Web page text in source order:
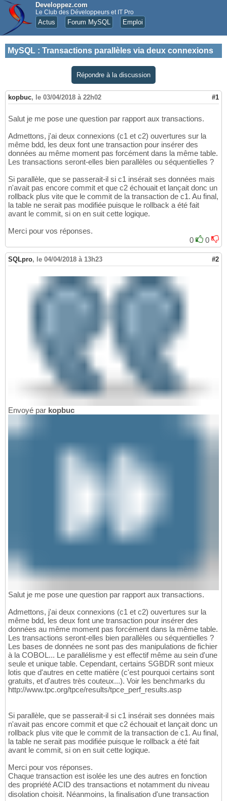
Developpez.com
Le Club des Développeurs et IT Pro
Actus Forum MySQL Emploi
MySQL : Transactions parallèles via deux connexions
Répondre à la discussion
kopbuc, le 03/04/2018 à 22h02 #1
Salut je me pose une question par rapport aux transactions.
Admettons, j'ai deux connexions (c1 et c2) ouvertures sur la
même bdd, les deux font une transaction pour insérer des
données au même moment pas forcément dans la même table.
Les transactions seront-elles bien parallèles ou séquentielles ?
Si parallèle, que se passerait-il si c1 insérait ses données mais
n'avait pas encore commit et que c2 échouait et lançait donc un
rollback plus vite que le commit de la transaction de c1. Au final,
la table ne serait pas modifiée puisque le rollback a été fait
avant le commit, si on en suit cette logique.
Merci pour vos réponses.
0
0
SQLpro, le 04/04/2018 à 13h23 #2
Envoyé par kopbuc
Salut je me pose une question par rapport aux transactions.
Admettons, j'ai deux connexions (c1 et c2) ouvertures sur la
même bdd, les deux font une transaction pour insérer des
données au même moment pas forcément dans la même table.
Les transactions seront-elles bien parallèles ou séquentielles ?
Les bases de données ne sont pas des manipulations de fichier
à la COBOL... Le parallélisme y est effectif même au sein d'une
seule et unique table. Cependant, certains SGBDR sont mieux
lotis que d'autres en cette matière (c'est pourquoi certains sont
gratuits, et d'autres très couteux...). Voir les benchmarks du
http://www.tpc.org/tpce/results/tpce_perf_results.asp
Si parallèle, que se passerait-il si c1 insérait ses données mais
n'avait pas encore commit et que c2 échouait et lançait donc un
rollback plus vite que le commit de la transaction de c1. Au final,
la table ne serait pas modifiée puisque le rollback a été fait
avant le commit, si on en suit cette logique.
Merci pour vos réponses.
Chaque transaction est isolée les une des autres en fonction
des propriété ACID des transactions et notamment du niveau
disolation choisit. Néanmoins, la finalisation d'une transaction